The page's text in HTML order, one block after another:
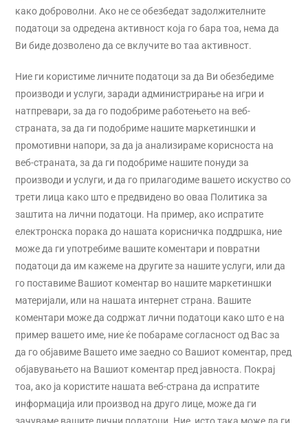
како доброволни. Ако не се обезбедат задолжителните
податоци за одредена активност која го бара тоа, нема да
Ви биде дозволено да се вклучите во таа активност.
Ние ги користиме личните податоци за да Ви обезбедиме
производи и услуги, заради администрирање на игри и
натпревари, за да го подобриме работењето на веб-
страната, за да ги подобриме нашите маркетиншки и
промотивни напори, за да ја анализираме корисноста на
веб-страната, за да ги подобриме нашите понуди за
производи и услуги, и да го прилагодиме вашето искуство со
трети лица како што е предвидено во оваа Политика за
заштита на лични податоци. На пример, ако испратите
електронска порака до нашата корисничка поддршка, ние
може да ги употребиме вашите коментари и повратни
податоци да им кажеме на другите за нашите услуги, или да
го поставиме Вашиот коментар во нашите маркетиншки
материјали, или на нашата интернет страна. Вашите
коментари може да содржат лични податоци како што е на
пример вашето име, ние ќе побараме согласност од Вас за
да го објавиме Вашето име заедно со Вашиот коментар, пред
објавувањето на Вашиот коментар пред јавноста. Покрај
тоа, ако ја користите нашата веб-страна да испратите
информација или производ на друго лице, може да ги